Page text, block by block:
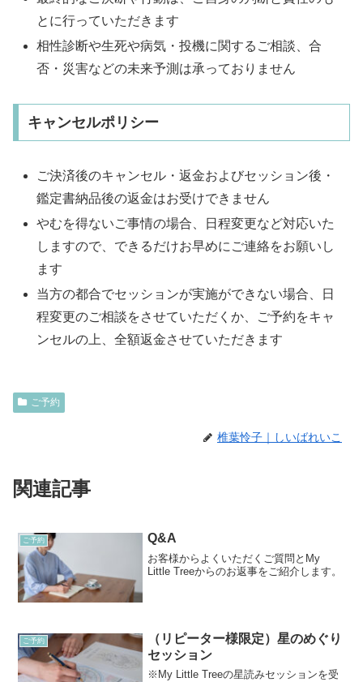
とに行っていただきます
相性診断や生死や病気・投機に関するご相談、合
否・災害などの未来予測は承っておりません
キャンセルポリシー
ご決済後のキャンセル・返金およびセッション後・
鑑定書納品後の返金はお受けできません
やむを得ないご事情の場合、日程変更など対応いた
しますので、できるだけお早めにご連絡をお願いし
ます
当方の都合でセッションが実施ができない場合、日
程変更のご相談をさせていただくか、ご予約をキャ
ンセルの上、全額返金させていただきます
ご予約
椎葉怜子｜しいばれいこ
関連記事
ご予約 Q&A
お客様からよくいただくご質問とMy
Little Treeからのお返事をご紹介します。
ご予約
（リピーター様限定）星のめぐり
セッション
※My Little Treeの星読みセッションを受